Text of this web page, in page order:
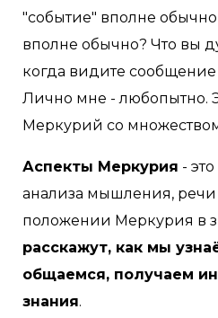
"событие" вполне
вполне обычно? Что вы
когда видите сообщение
Лично мне - любопытно.
Меркурий со
Аспекты Меркурия -
анализа мышления, речи
положении Меркурия в
расскажут, как мы
общаемся, получаем
знания.